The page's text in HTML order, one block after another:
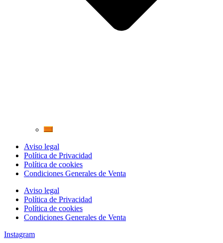
Aviso legal
Política de Privacidad
Política de cookies
Condiciones Generales de Venta
Aviso legal
Política de Privacidad
Política de cookies
Condiciones Generales de Venta
Instagram